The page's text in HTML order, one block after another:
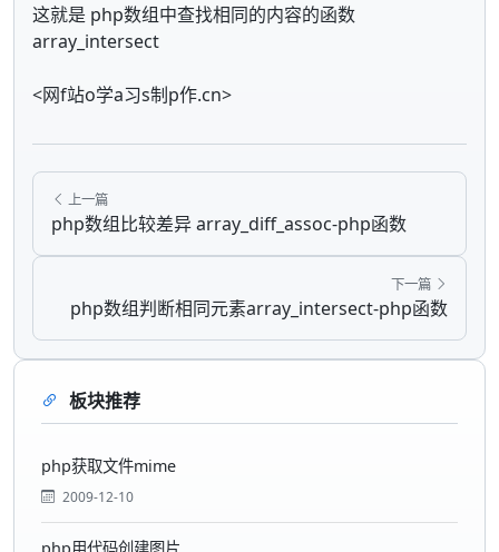
这就是 php数组中查找相同的内容的函数
array_intersect
<网f站o学a习s制p作.cn>
上一篇
php数组比较差异 array_diff_assoc-php函数
下一篇
php数组判断相同元素array_intersect-php函数
板块推荐
php获取文件mime
2009-12-10